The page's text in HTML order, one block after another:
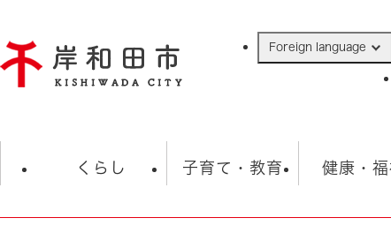
ジ
の
Foreign language
くらし 子育て・教育 健康・福